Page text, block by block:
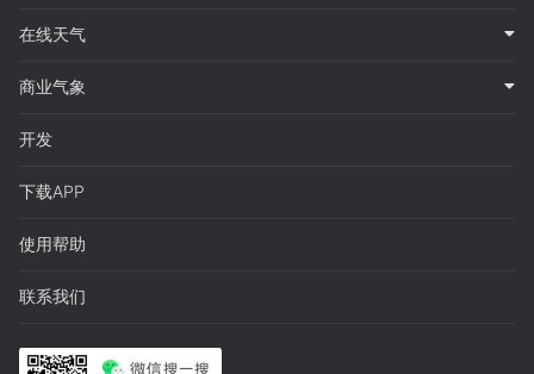
在线天气
商业气象
开发
下载APP
使用帮助
联系我们